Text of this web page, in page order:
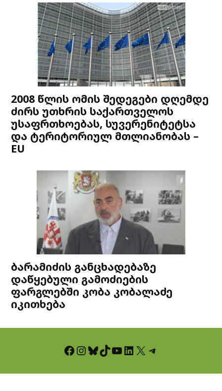
2008 წლის ომის შედეგები დღემდე
ძირს უთხრის საქართველოს
უსაფრთხოებას, სუვერენიტეტსა
და ტერიტორიულ მთლიანობას –
EU
ბარამიძის განცხადებაზე
დაწყებული გამოძიების
ფარგლებში კობა კობალაძე
იკითხება
Facebook InstagramBluesky TikTok YouTube LinkedIn X Telegram